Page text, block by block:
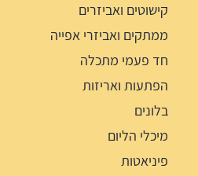
קישוטים ואביזרים
ממתקים ואביזרי אפייה
חד פעמי מתכלה
הפתעות ואריזות
בלונים
מיכלי הליום
פיניאטות